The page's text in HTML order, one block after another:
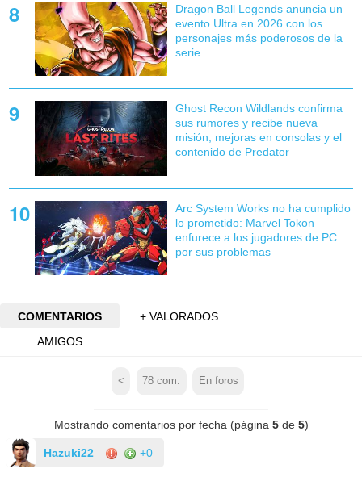
Dragon Ball Legends anuncia un
evento Ultra en 2026 con los
personajes más poderosos de la
serie
Ghost Recon Wildlands confirma
sus rumores y recibe nueva
misión, mejoras en consolas y el
contenido de Predator
Arc System Works no ha cumplido
lo prometido: Marvel Tokon
enfurece a los jugadores de PC
por sus problemas
COMENTARIOS
+ VALORADOS
AMIGOS
< 78 com. En foros
Mostrando comentarios por fecha (página 5de 5)
Hazuki22 +0